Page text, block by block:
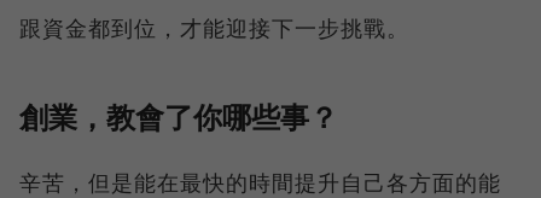
跟資金都到位，才能迎接下一步挑戰。
創業，教會了你哪些事？
辛苦，但是能在最快的時間提升自己各方面的能